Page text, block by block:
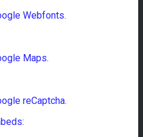
Webfonts.
Maps.
reCaptcha.